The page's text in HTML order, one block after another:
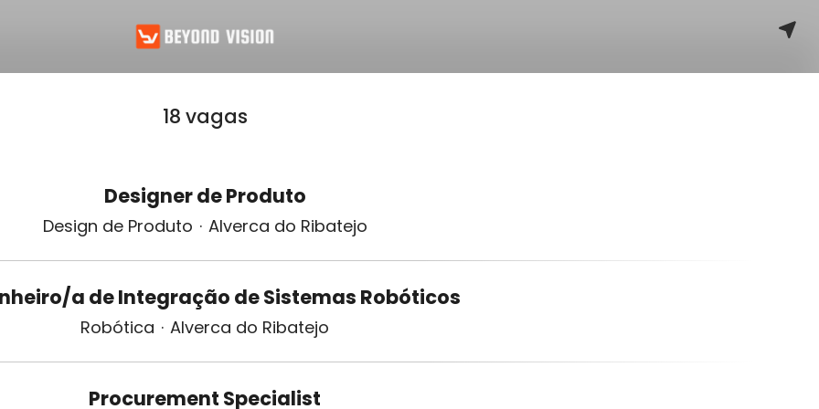
18 vagas
Designer de Produto
Design de Produto · Alverca do Ribatejo
a de Integração de Sistemas Robóticos
Robótica · Alverca do Ribatejo
Procurement Specialist